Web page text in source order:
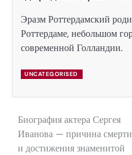
Эразм Роттердамский
Роттердаме, небольшом
современной Голландии.
UNCATEGORISED
Навигация
по
Биография актера Сергея
Иванова — причина смерти
и достижения знаменитой